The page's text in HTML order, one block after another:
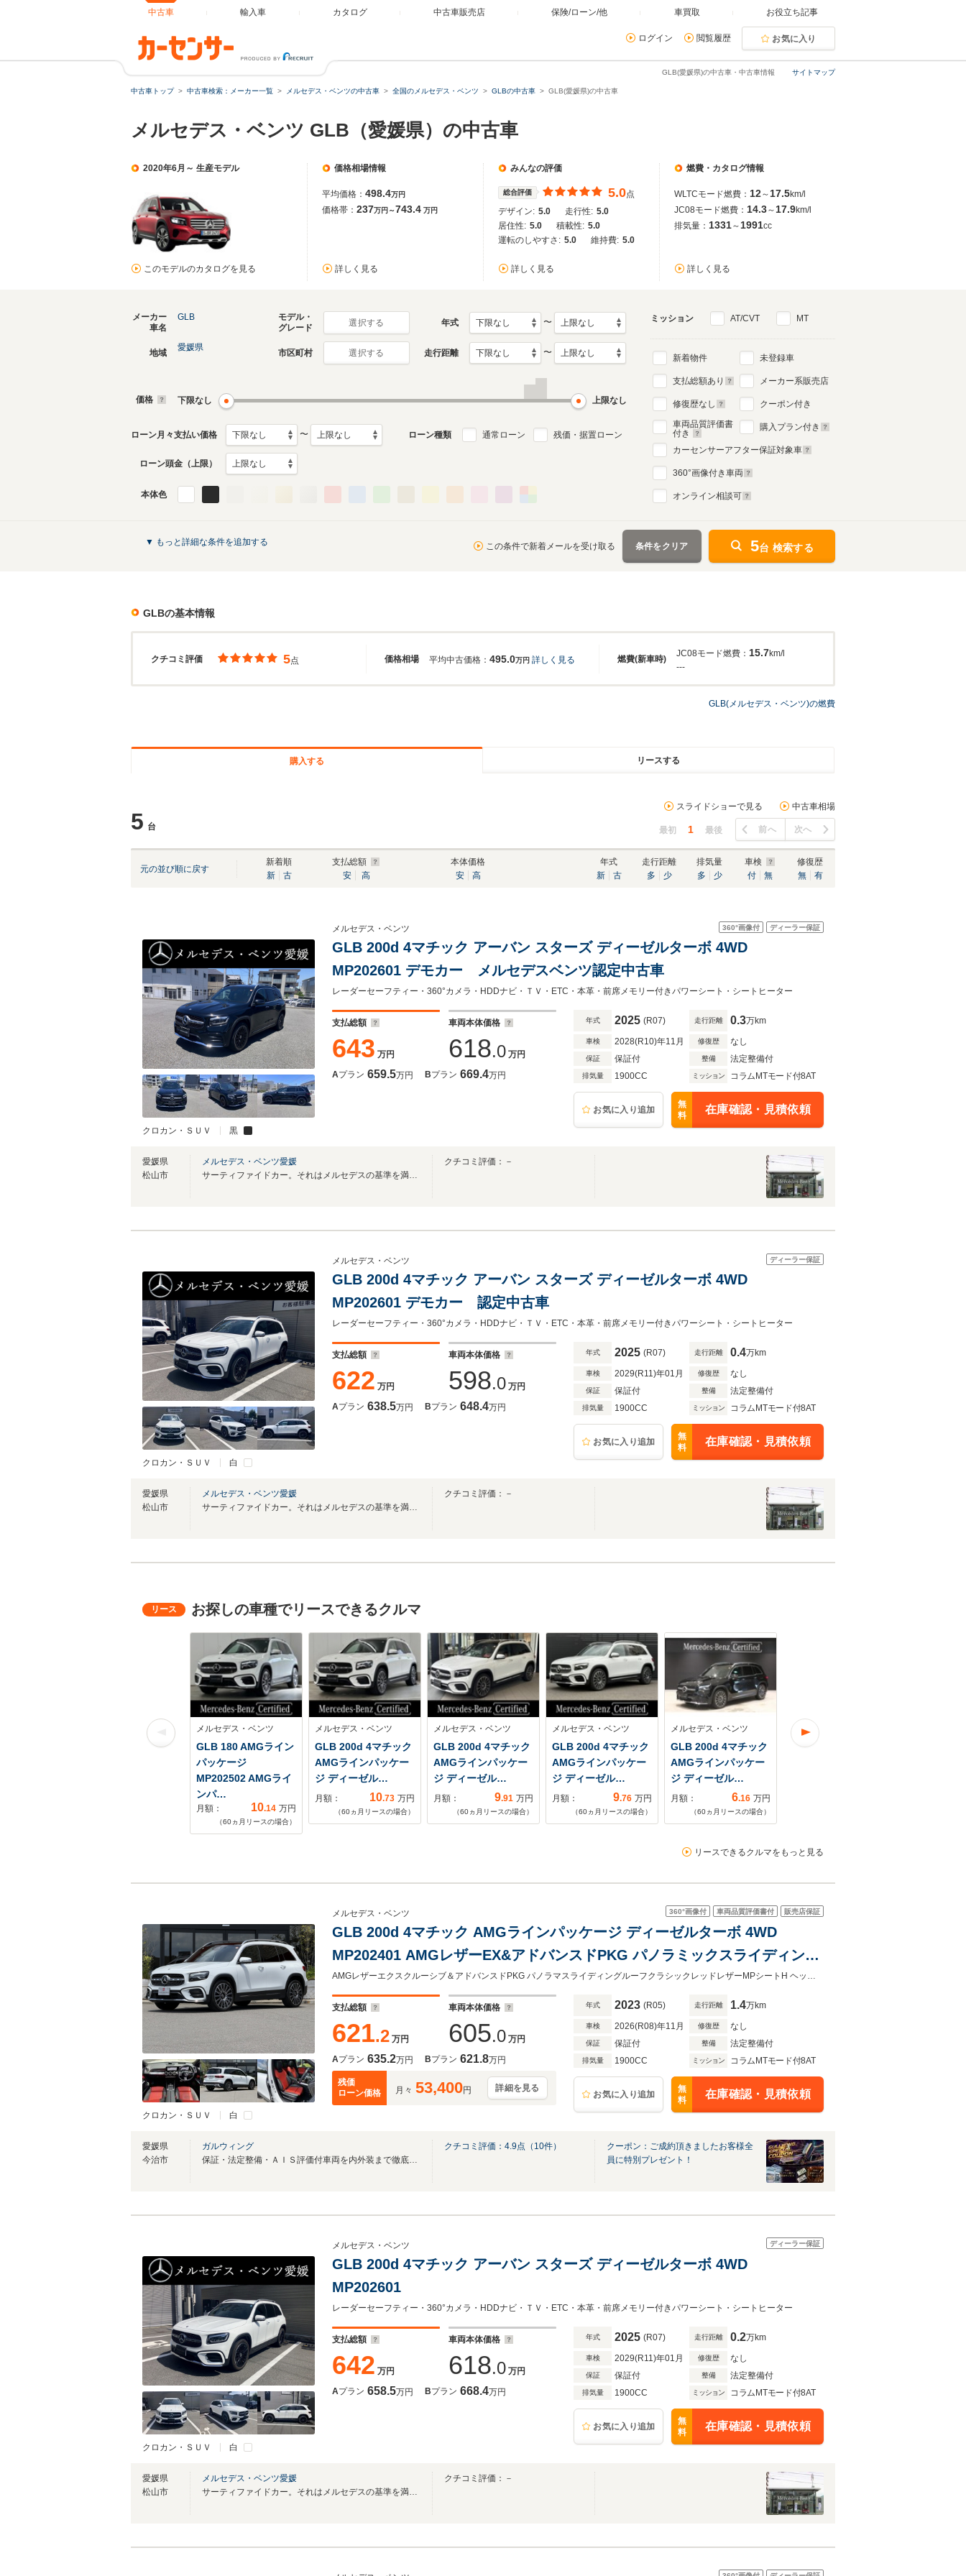
中古車 輸入車 カタログ 中古車販売店 保険/ローン/他 車買取 お役立ち記事
ログイン 閲覧履歴 お気に入り
サイトマップ
GLB(愛媛県)の中古車・中古車情報
中古車トップ 中古車検索：メーカー一覧 メルセデス・ベンツの中古車 全国のメルセデス・ベンツ GLBの中古車 GLB(愛媛県)の中古車
メルセデス・ベンツ GLB（愛媛県）の中古車
2020年6月～ 生産モデル
このモデルのカタログを見る
価格相場情報
平均価格： 498.4万円
価格帯： 237万円～743.4 万円
詳しく見る
みんなの評価
総合評価 5.0点
デザイン: 5.0 走行性: 5.0
居住性: 5.0 積載性: 5.0
運転のしやすさ: 5.0 維持費: 5.0
詳しく見る
燃費・カタログ情報
WLTCモード燃費： 12～ 17.5km/l
JC08モード燃費： 14.3～ 17.9km/l
排気量： 1331～ 1991cc
詳しく見る
メーカー
車名
GLB
モデル・
グレード
選択する 年式 〜
地域
愛媛県
市区町村 選択する 走行距離 〜
価格 下限なし 上限なし
ローン月々支払い価格 〜 ローン種類 通常ローン 残価・据置ローン
ローン頭金（上限）
本体色
ミッション AT/CVT MT
新着物件
支払総額あり
修復歴なし
車両品質評価書
付き
未登録車
メーカー系販売店
クーポン付き
購入プラン付き
カーセンサーアフター保証対象車
360°画像付き車両
オンライン相談可
▼ もっと詳細な条件を追加する この条件で新着メールを受け取る 条件をクリア 5台 検索する
GLBの基本情報
クチコミ評価 価格相場 燃費(新車時)
5点 平均中古価格： 495.0万円 詳しく見る
JC08モード燃費： 15.7km/l
---
GLB(メルセデス・ベンツ)の燃費
購入する リースする
5 台
スライドショーで見る 中古車相場
最初 1 最後 前へ 次へ
元の並び順に戻す
新着順
新
古
支払総額
安
高
本体価格
安
高
年式
新
古
走行距離
多
少
排気量
多
少
車検
付
無
修復歴
無
有
クロカン・ＳＵＶ 黒
360°画像付 ディーラー保証
メルセデス・ベンツ
GLB 200d 4マチック アーバン スターズ ディーゼルターボ 4WD
MP202601 デモカー メルセデスベンツ認定中古車
レーダーセーフティー・360°カメラ・HDDナビ・ＴＶ・ETC・本革・前席メモリー付きパワーシート・シートヒーター
支払総額
643 万円
車両本体価格
618.0 万円
Aプラン 659.5万円 Bプラン 669.4万円
年式 2025 (R07) 走行距離 0.3万km
車検 2028(R10)年11月 修復歴 なし
保証 保証付 整備 法定整備付
排気量 1900CC ミッション コラムMTモード付8AT
お気に入り追加
無
料
在庫確認・見積依頼
愛媛県
松山市
メルセデス・ベンツ愛媛
サーティファイドカー。それはメルセデスの基準を満たす唯一の認定中古車。
クチコミ評価：－
クロカン・ＳＵＶ 白
ディーラー保証
メルセデス・ベンツ
GLB 200d 4マチック アーバン スターズ ディーゼルターボ 4WD
MP202601 デモカー 認定中古車
レーダーセーフティー・360°カメラ・HDDナビ・ＴＶ・ETC・本革・前席メモリー付きパワーシート・シートヒーター
支払総額
622 万円
車両本体価格
598.0 万円
Aプラン 638.5万円 Bプラン 648.4万円
年式 2025 (R07) 走行距離 0.4万km
車検 2029(R11)年01月 修復歴 なし
保証 保証付 整備 法定整備付
排気量 1900CC ミッション コラムMTモード付8AT
お気に入り追加
無
料
在庫確認・見積依頼
愛媛県
松山市
メルセデス・ベンツ愛媛
サーティファイドカー。それはメルセデスの基準を満たす唯一の認定中古車。
クチコミ評価：－
お探しの車種でリースできるクルマ
メルセデス・ベンツ
GLB 180 AMGライン
パッケージ
MP202502 AMGライ
ンパ…
月額： 10.14 万円
（60ヵ月リースの場合）
メルセデス・ベンツ
GLB 200d 4マチック
AMGラインパッケー
ジ ディーゼル…
月額： 10.73 万円
（60ヵ月リースの場合）
メルセデス・ベンツ
GLB 200d 4マチック
AMGラインパッケー
ジ ディーゼル…
月額： 9.91 万円
（60ヵ月リースの場合）
メルセデス・ベンツ
GLB 200d 4マチック
AMGラインパッケー
ジ ディーゼル…
月額： 9.76 万円
（60ヵ月リースの場合）
メルセデス・ベンツ
GLB 200d 4マチック
AMGラインパッケー
ジ ディーゼル…
月額： 6.16 万円
（60ヵ月リースの場合）
メルセデス・ベンツ
GLB 200d 4マチック
リースできるクルマをもっと見る
クロカン・ＳＵＶ 白
360°画像付 車両品質評価書付 販売店保証
メルセデス・ベンツ
GLB 200d 4マチック AMGラインパッケージ ディーゼルターボ 4WD
MP202401 AMGレザーEX&アドバンスドPKG パノラミックスライディング
ルーフ クラシックレッドレザーMPシートH ヘッドアップディスプレイ 360°
カメラ 64カラーアンビエント MBUXナビTV マルチビームLED
支払総額
621.2 万円
車両本体価格
605.0 万円
Aプラン 635.2万円 Bプラン 621.8万円
残価
ローン価格
月々 53,400円 詳細を見る
年式 2023 (R05) 走行距離 1.4万km
車検 2026(R08)年11月 修復歴 なし
保証 保証付 整備 法定整備付
排気量 1900CC ミッション コラムMTモード付8AT
お気に入り追加
無
料
在庫確認・見積依頼
愛媛県
今治市
ガルウィング
クチコミ評価： 4.9 点（ 10件）
クーポン：ご成約頂きましたお客様全
員に特別プレゼント！
クロカン・ＳＵＶ 白
ディーラー保証
メルセデス・ベンツ
GLB 200d 4マチック アーバン スターズ ディーゼルターボ 4WD
MP202601
レーダーセーフティー・360°カメラ・HDDナビ・ＴＶ・ETC・本革・前席メモリー付きパワーシート・シートヒーター
支払総額
642 万円
車両本体価格
618.0 万円
Aプラン 658.5万円 Bプラン 668.4万円
年式 2025 (R07) 走行距離 0.2万km
車検 2029(R11)年01月 修復歴 なし
保証 保証付 整備 法定整備付
排気量 1900CC ミッション コラムMTモード付8AT
お気に入り追加
無
料
在庫確認・見積依頼
愛媛県
松山市
メルセデス・ベンツ愛媛
クチコミ評価：－